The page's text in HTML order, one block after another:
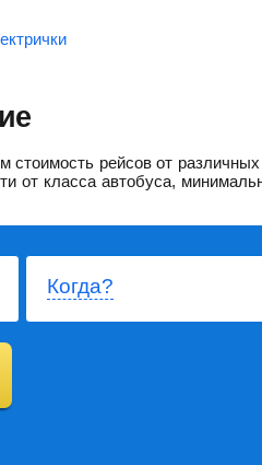
стоимость рейсов от различных
от класса автобуса,
Когда?